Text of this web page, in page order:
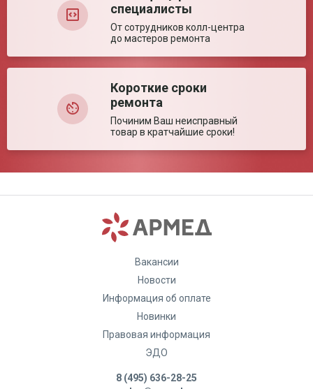
специалисты
От сотрудников колл-центра
до мастеров ремонта
Короткие сроки
ремонта
Починим Ваш неисправный
товар в кратчайшие сроки!
Вакансии
Новости
Информация об оплате
Новинки
Правовая информация
ЭДО
8 (495) 636-28-25